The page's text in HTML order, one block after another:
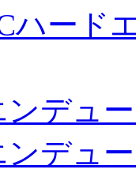
ハード
ンデュ
ンデュ